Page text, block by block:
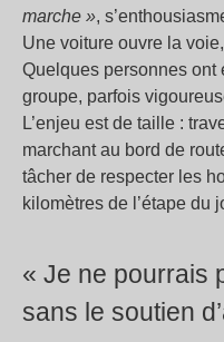
marche »,
Une voiture ouvre la
Quelques personnes ont
groupe, parfois
L’enjeu est de taille :
marchant au bord de
tâcher de respecter les
kilomètres de l’étape du
« Je ne pourrais
sans le soutien